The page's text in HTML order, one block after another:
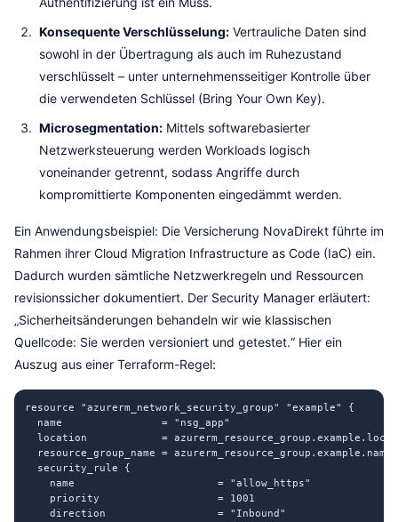
Konsequente Verschlüsselung: Vertrauliche Daten sind
sowohl in der Übertragung als auch im Ruhezustand
verschlüsselt – unter unternehmensseitiger Kontrolle über
die verwendeten Schlüssel (Bring Your Own Key).
Microsegmentation: Mittels softwarebasierter
Netzwerksteuerung werden Workloads logisch
voneinander getrennt, sodass Angriffe durch
kompromittierte Komponenten eingedämmt werden.
Ein Anwendungsbeispiel: Die Versicherung NovaDirekt führte im
Rahmen ihrer Cloud Migration Infrastructure as Code (IaC) ein.
Dadurch wurden sämtliche Netzwerkregeln und Ressourcen
revisionssicher dokumentiert. Der Security Manager erläutert:
„Sicherheitsänderungen behandeln wir wie klassischen
Quellcode: Sie werden versioniert und getestet.“ Hier ein
Auszug aus einer Terraform-Regel:
resource "azurerm_network_security_group" "example" {
  name                = "nsg_app"
location            =
  resource_group_name = azurerm_resource_group.example.name
  security_rule {
    name                       = "allow_https"
    priority                   = 1001
    direction                  = "Inbound"